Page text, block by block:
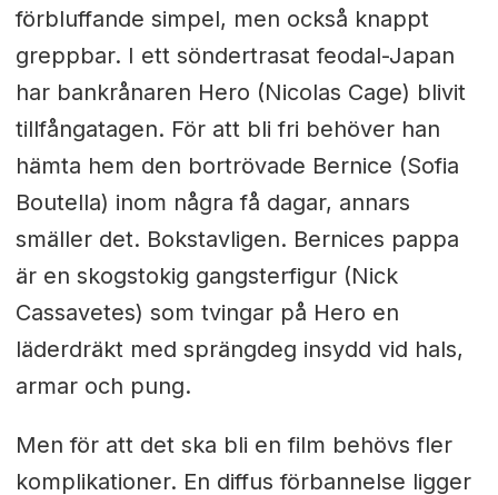
förbluffande simpel, men också knappt
greppbar. I ett söndertrasat feodal-Japan
har bankrånaren Hero (Nicolas Cage) blivit
tillfångatagen. För att bli fri behöver han
hämta hem den bortrövade Bernice (Sofia
Boutella) inom några få dagar, annars
smäller det. Bokstavligen. Bernices pappa
är en skogstokig gangsterfigur (Nick
Cassavetes) som tvingar på Hero en
läderdräkt med sprängdeg insydd vid hals,
armar och pung.
Men för att det ska bli en film behövs fler
komplikationer. En diffus förbannelse ligger